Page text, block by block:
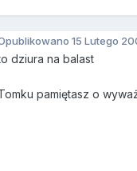
15 Lutego
dziura na balast
pamiętasz o